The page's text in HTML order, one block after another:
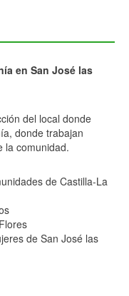
en San José las
del local donde
donde trabajan
la comunidad.
de Castilla-La
de San José las